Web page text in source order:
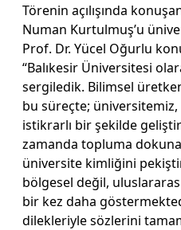
Törenin açılışında
Numan Kurtulmuş’u
Prof. Dr. Yücel Oğurlu
“Balıkesir Üniversitesi
sergiledik. Bilimsel
bu süreçte;
istikrarlı bir şekilde
zamanda topluma
üniversite kimliğini
bölgesel değil,
bir kez daha
dilekleriyle sözlerini